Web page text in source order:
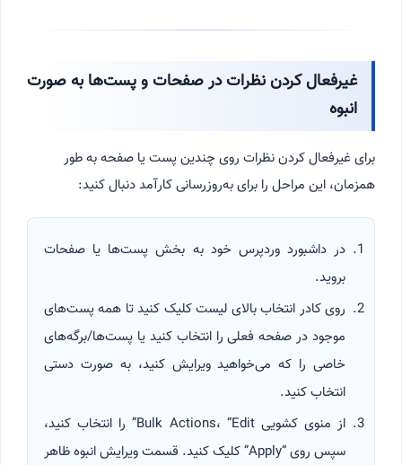
غیرفعال کردن نظرات در صفحات و پست‌ها به صورت
انبوه
برای غیرفعال کردن نظرات روی چندین پست یا صفحه به طور
همزمان، این مراحل را برای به‌روزرسانی کارآمد دنبال کنید:
در داشبورد وردپرس خود به بخش پست‌ها یا صفحات
بروید.
روی کادر انتخاب بالای لیست کلیک کنید تا همه پست‌های
موجود در صفحه فعلی را انتخاب کنید یا پست‌ها/برگه‌های
خاصی را که می‌خواهید ویرایش کنید، به صورت دستی
انتخاب کنید.
از منوی کشویی Bulk Actions، “Edit” را انتخاب کنید،
سپس روی “Apply” کلیک کنید. قسمت ویرایش انبوه ظاهر